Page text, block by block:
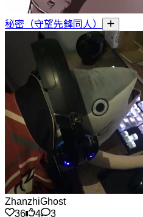
秘密（守望先鋒同人）
ZhanzhiGhost
36
4 3